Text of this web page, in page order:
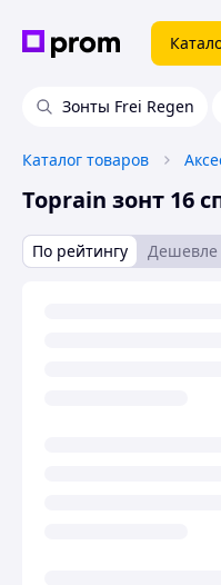
Зонты Frei Regen
Каталог товаров
Toprain зонт 16
По рейтингу Дешевле